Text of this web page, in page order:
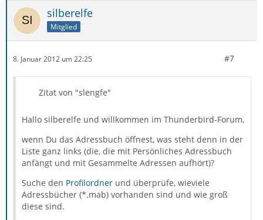
silberelfe
Mitglied
8. Januar 2012 um 22:25 #7
Zitat von "slengfe"
Hallo silberelfe und willkommen im Thunderbird-Forum,
wenn Du das Adressbuch öffnest, was steht denn in der
Liste ganz links (die, die mit Persönliches Adressbuch
anfängt und mit Gesammelte Adressen aufhört)?
Suche den Profilordner und überprüfe, wieviele
Adressbücher (*.mab) vorhanden sind und wie groß
diese sind.